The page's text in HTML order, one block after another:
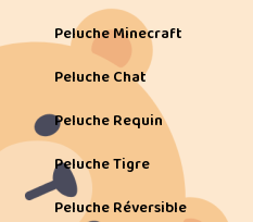
Peluche Minecraft
Peluche Chat
Peluche Requin
Peluche Tigre
Peluche Réversible